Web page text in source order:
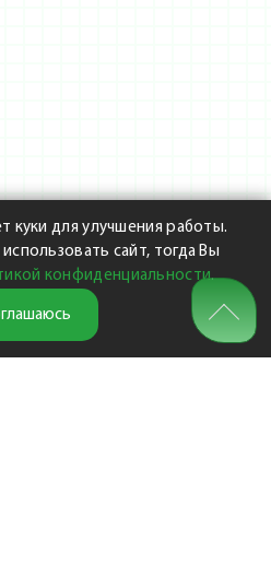
куки для улучшения работы.
сайт, тогда Вы
конфиденциальности.